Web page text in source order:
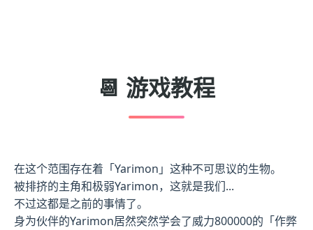
📆 游戏教程
在这个范围存在着「Yarimon」这种不可思议的生物。
被排挤的主角和极弱Yarimon，这就是我们...
不过这都是之前的事情了。
身为伙伴的Yarimon居然突然学会了威力800000的「作弊